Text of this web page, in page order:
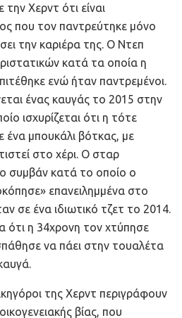
Χερντ ότι είναι
που τον παντρεύτηκε μόνο
την καριέρα της. Ο Ντεπ
κατά τα οποία η
ενώ ήταν παντρεμένοι.
ένας καυγάς το 2015 στην
ισχυρίζεται ότι η τότε
ένα μπουκάλι βότκας, με
στο χέρι. Ο σταρ
συμβάν κατά το οποίο ο
επανειλημμένα στο
σε ένα ιδιωτικό τζετ το 2014.
ότι η 34χρονη τον χτύπησε
να πάει στην τουαλέτα
της Χερντ περιγράφουν
βίας, που